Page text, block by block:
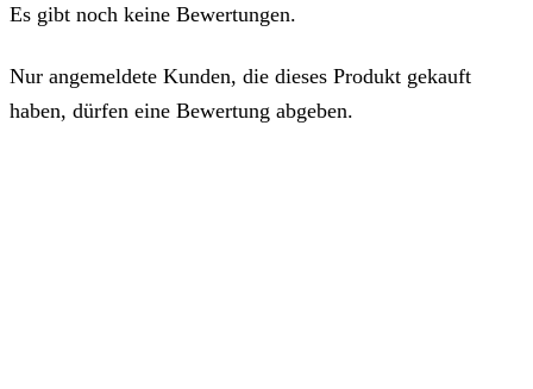
Es gibt noch keine Bewertungen.
Nur angemeldete Kunden, die dieses Produkt gekauft
haben, dürfen eine Bewertung abgeben.